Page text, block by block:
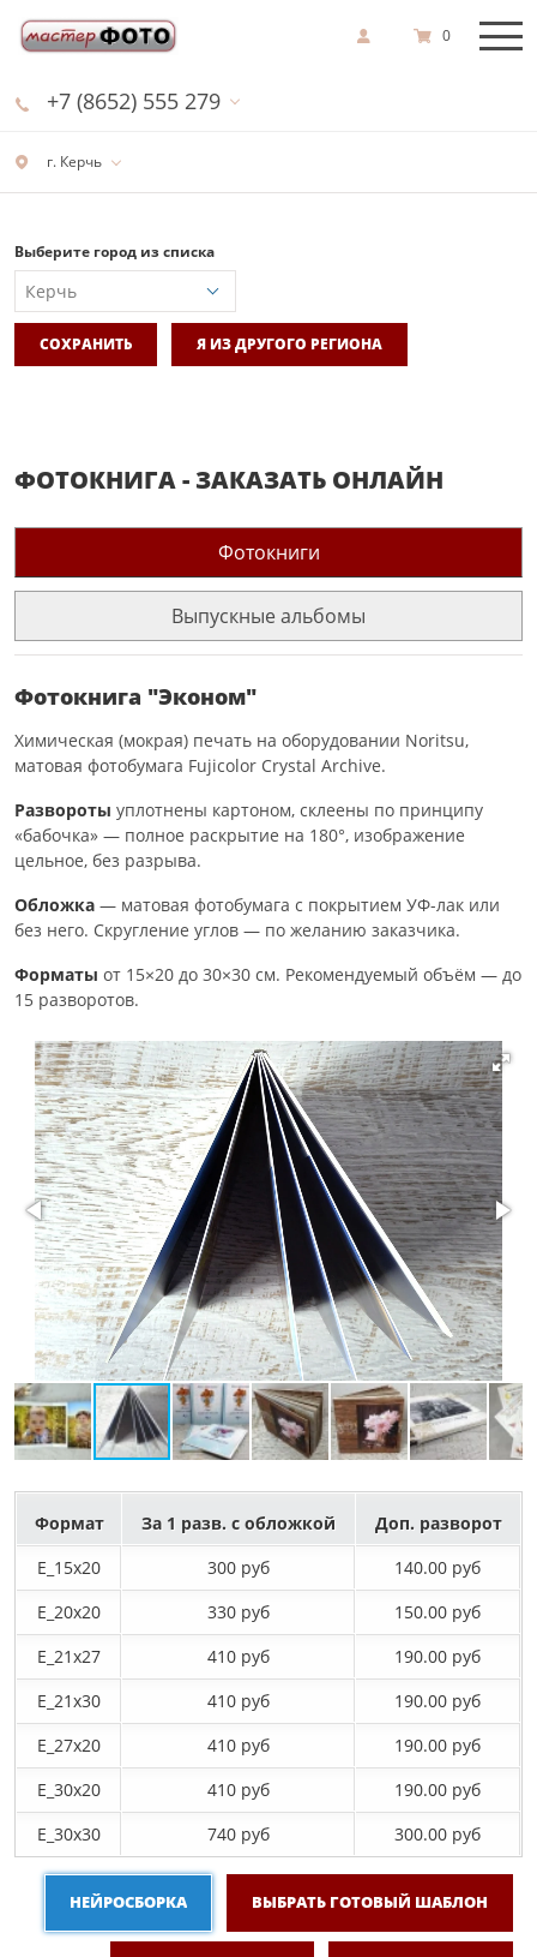
г. Керчь
+7 (8652) 555 279
0
Выберите город из списка
СОХРАНИТЬ Я ИЗ ДРУГОГО РЕГИОНА
ФОТОКНИГА - ЗАКАЗАТЬ ОНЛАЙН
Фотокниги
Выпускные альбомы
Фотокнига "Эконом"
Химическая (мокрая) печать на оборудовании Noritsu,
матовая фотобумага Fujicolor Crystal Archive.
Развороты уплотнены картоном, склеены по принципу
«бабочка» — полное раскрытие на 180°, изображение
цельное, без разрыва.
Обложка — матовая фотобумага с покрытием УФ-лак или
без него. Скругление углов — по желанию заказчика.
Форматы от 15×20 до 30×30 см. Рекомендуемый объём — до
15 разворотов.
Формат За 1 разв. с обложкой
Доп. разворот
E_15х20
300 руб
140.00 руб
E_20х20
330 руб
150.00 руб
E_21х27
410 руб
190.00 руб
E_21х30
410 руб
190.00 руб
E_27x20
410 руб
190.00 руб
E_30x20
410 руб
190.00 руб
E_30х30
740 руб 300.00 руб
НЕЙРОСБОРКА ВЫБРАТЬ ГОТОВЫЙ ШАБЛОН